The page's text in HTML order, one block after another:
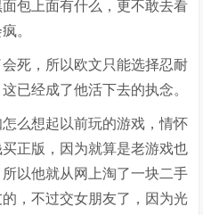
包上面有什么，更不敢去看
。
死，所以欧文只能选择忍耐
已经成了他活下去的执念。
么想起以前玩的游戏，情怀
正版，因为就算是老游戏也
以他就从网上淘了一块二手
，不过交女朋友了，因为光